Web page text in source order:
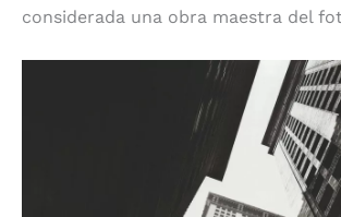
considerada una obra maestra del